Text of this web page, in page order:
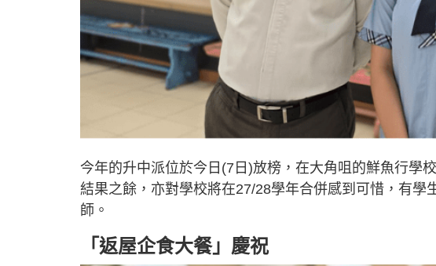
今年的升中派位於今日(7日)放榜，在大角咀的鮮魚行學
結果之餘，亦對學校將在27/28學年合併感到可惜，有學
師。
「返屋企食大餐」慶祝